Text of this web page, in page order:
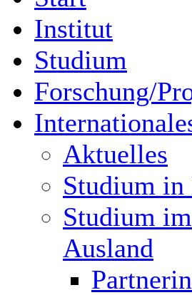
Institut
Studium
Forschung/
Aktuelles
Studium
Studium im
Ausland